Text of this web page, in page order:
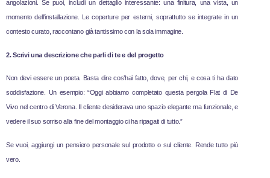
angolazioni. Se puoi, includi un dettaglio interessante: una finitura, una vista, un
momento dell’installazione. Le coperture per esterni, soprattutto se integrate in un
contesto curato, raccontano già tantissimo con la sola immagine.
2. Scrivi una descrizione che parli di te e del progetto
Non devi essere un poeta. Basta dire cos’hai fatto, dove, per chi, e cosa ti ha dato
soddisfazione. Un esempio: “Oggi abbiamo completato questa pergola Flat di De
Vivo nel centro di Verona. Il cliente desiderava uno spazio elegante ma funzionale, e
vedere il suo sorriso alla fine del montaggio ci ha ripagati di tutto.”
Se vuoi, aggiungi un pensiero personale sul prodotto o sul cliente. Rende tutto più
vero.